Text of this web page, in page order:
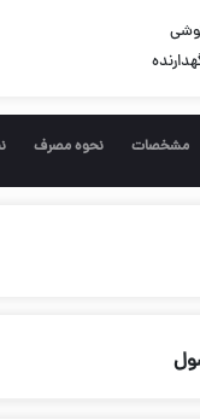
مشخصات نحوه مصرف